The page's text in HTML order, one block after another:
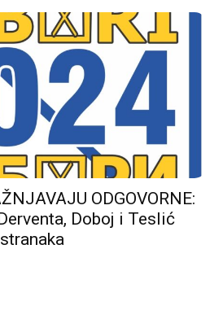
ODGOVORNE:
Doboj i Teslić